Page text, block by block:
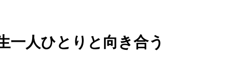
一人ひとりと向き合う